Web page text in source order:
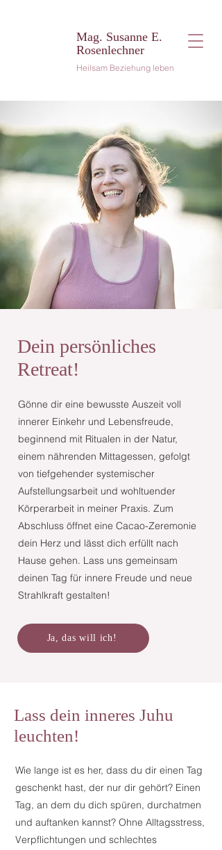
Mag. Susanne E.
Rosenlechner
Heilsam Beziehung leben
Dein persönliches
Retreat!
Gönne dir eine bewusste Auszeit voll
innerer Einkehr und Lebensfreude,
beginnend mit Ritualen in der Natur,
einem nährenden Mittagessen, gefolgt
von tiefgehender systemischer
Aufstellungsarbeit und wohltuender
Körperarbeit in meiner Praxis. Zum
Abschluss öffnet eine Cacao-Zeremonie
dein Herz und lässt dich erfüllt nach
Hause gehen. Lass uns gemeinsam
deinen Tag für innere Freude und neue
Strahlkraft gestalten!
Ja, das will ich!
Lass dein inneres Juhu
leuchten!
Wie lange ist es her, dass du dir einen Tag
geschenkt hast, der nur dir gehört? Einen
Tag, an dem du dich spüren, durchatmen
und auftanken kannst? Ohne Alltagsstress,
Verpflichtungen und schlechtes